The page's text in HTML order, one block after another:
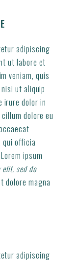
adipiscing
ut labore et
veniam, quis
ut aliquip
irure dolor in
dolore eu
qui officia
ipsum
sed do
dolore magna
adipiscing